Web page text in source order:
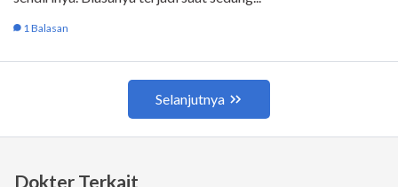
Dokter Terkait